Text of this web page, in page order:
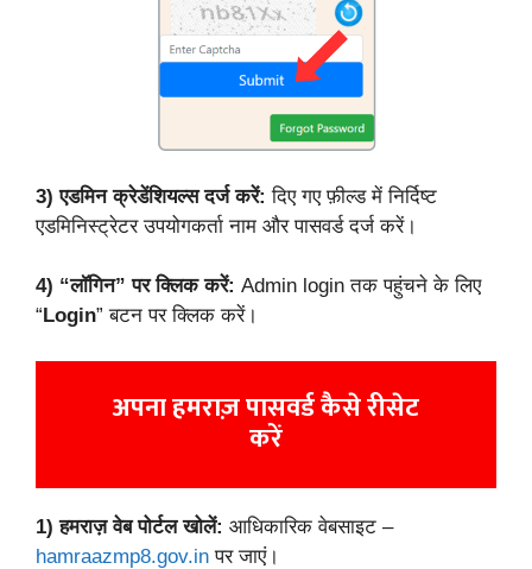
3) एडमिन क्रेडेंशियल्स दर्ज करें: दिए गए फ़ील्ड में निर्दिष्ट
एडमिनिस्ट्रेटर उपयोगकर्ता नाम और पासवर्ड दर्ज करें।
4) “लॉगिन” पर क्लिक करें: Admin login तक पहुंचने के लिए
“Login” बटन पर क्लिक करें।
अपना हमराज़ पासवर्ड कैसे रीसेट
करें
1) हमराज़ वेब पोर्टल खोलें: आधिकारिक वेबसाइट –
hamraazmp8.gov.in पर जाएं।